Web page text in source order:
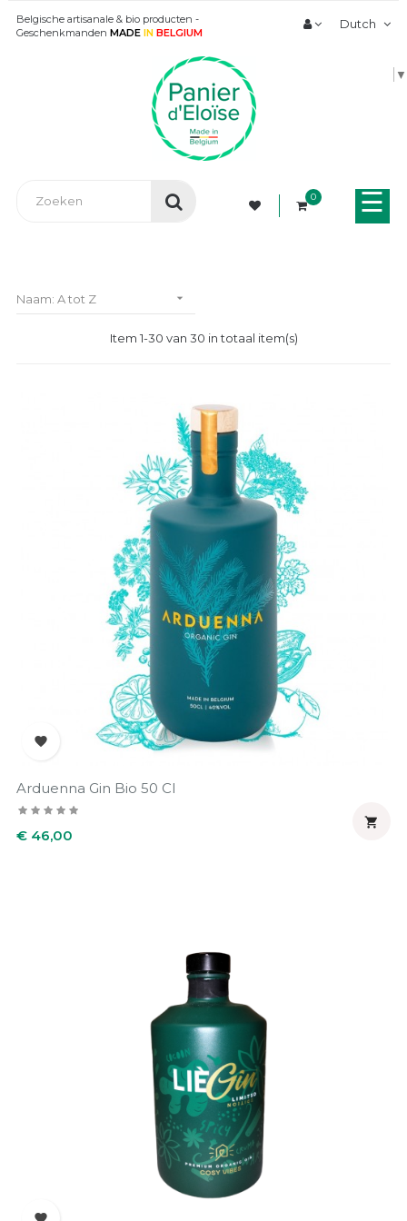
Belgische artisanale & bio producten -
Geschenkmanden MADE IN BELGIUM
Dutch
▼
0 ☰
Naam: A tot Z 
Item 1-30 van 30 in totaal item(s)

Arduenna Gin Bio 50 Cl
Prijs
€ 46,00
